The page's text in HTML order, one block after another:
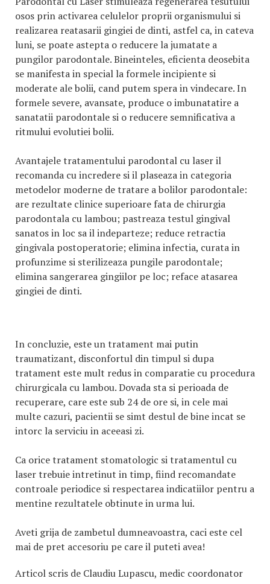
osos prin activarea celulelor proprii organismului si
realizarea reatasarii gingiei de dinti, astfel ca, in cateva
luni, se poate astepta o reducere la jumatate a
pungilor parodontale. Bineinteles, eficienta deosebita
se manifesta in special la formele incipiente si
moderate ale bolii, cand putem spera in vindecare. In
formele severe, avansate, produce o imbunatatire a
sanatatii parodontale si o reducere semnificativa a
ritmului evolutiei bolii.
Avantajele tratamentului parodontal cu laser il
recomanda cu incredere si il plaseaza in categoria
metodelor moderne de tratare a bolilor parodontale:
are rezultate clinice superioare fata de chirurgia
parodontala cu lambou; pastreaza testul gingival
sanatos in loc sa il indeparteze; reduce retractia
gingivala postoperatorie; elimina infectia, curata in
profunzime si sterilizeaza pungile parodontale;
elimina sangerarea gingiilor pe loc; reface atasarea
gingiei de dinti.
In concluzie, este un tratament mai putin
traumatizant, disconfortul din timpul si dupa
tratament este mult redus in comparatie cu procedura
chirurgicala cu lambou. Dovada sta si perioada de
recuperare, care este sub 24 de ore si, in cele mai
multe cazuri, pacientii se simt destul de bine incat se
intorc la serviciu in aceeasi zi.
Ca orice tratament stomatologic si tratamentul cu
laser trebuie intretinut in timp, fiind recomandate
controale periodice si respectarea indicatiilor pentru a
mentine rezultatele obtinute in urma lui.
Aveti grija de zambetul dumneavoastra, caci este cel
mai de pret accesoriu pe care il puteti avea!
Articol scris de Claudiu Lupascu, medic coordonator